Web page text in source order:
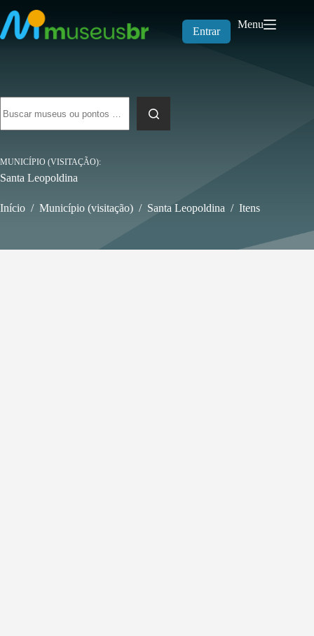
para
o
conteúdo
Entrar
Menu
resultados
MUNICÍPIO (VISITAÇÃO)
Santa Leopoldina
Início / Município (visitação) / Santa Leopoldina / Itens